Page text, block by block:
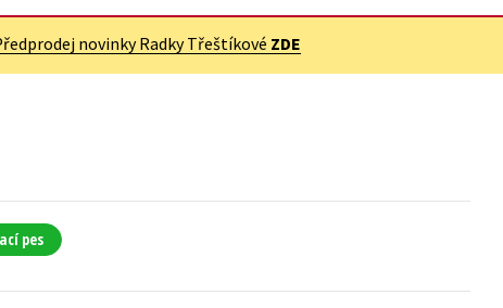
novinky Radky Třeštíkové ZDE
pes